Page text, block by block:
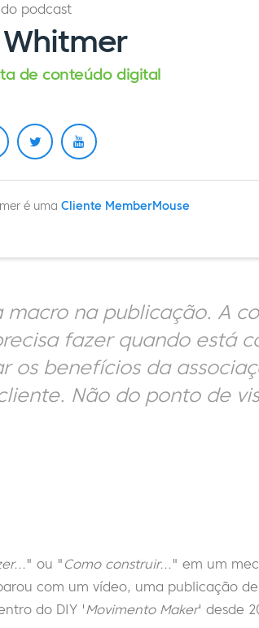
podcast
de conteúdo digital
é uma Cliente MemberMouse
macro na publicação. A
fazer quando está
os benefícios da
Não do ponto de
" ou " Como construir..." em um
com um vídeo, uma publicação
do DIY 'Movimento Maker' desde